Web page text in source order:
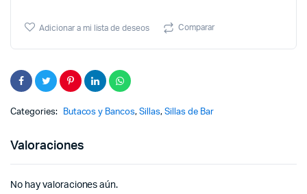
Adicionar a mi lista de deseos Comparar
Categories: Butacos y Bancos,Sillas, Sillas de Bar
Valoraciones
No hay valoraciones aún.